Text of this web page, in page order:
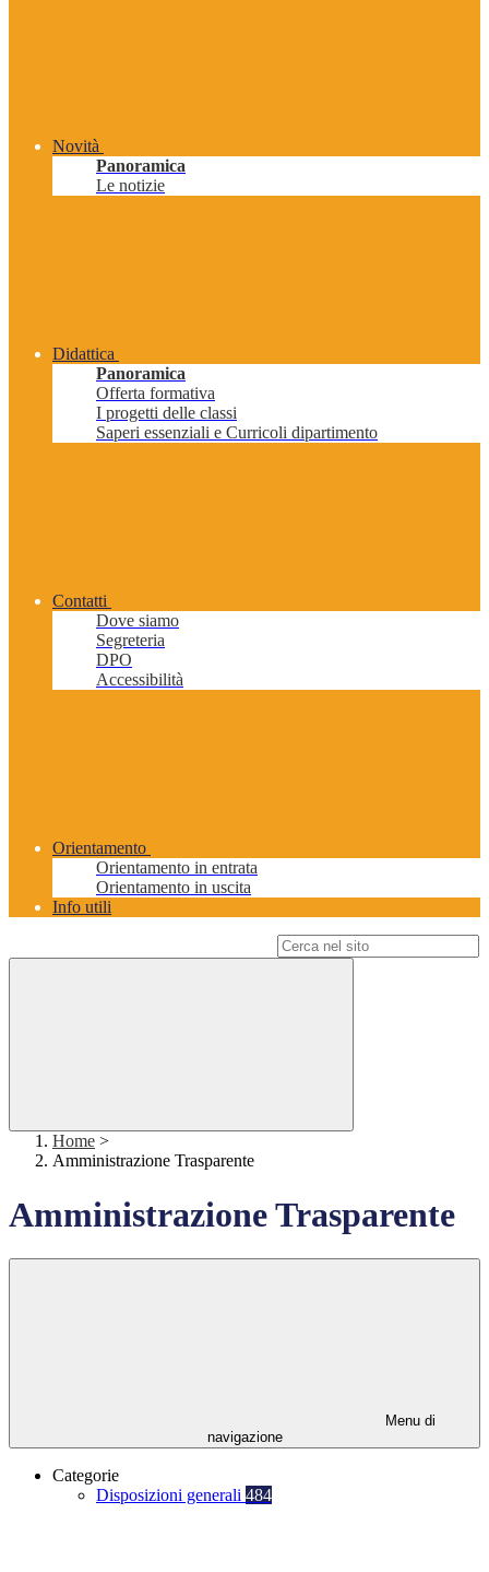
Novità
Panoramica
Le notizie
Didattica
Panoramica
Offerta formativa
I progetti delle classi
Saperi essenziali e Curricoli dipartimento
Contatti
Dove siamo
Segreteria
DPO
Accessibilità
Orientamento
Orientamento in entrata
Orientamento in uscita
Info utili
Home >
Amministrazione Trasparente
Amministrazione Trasparente
Menu di
navigazione
Categorie
Disposizioni generali 484